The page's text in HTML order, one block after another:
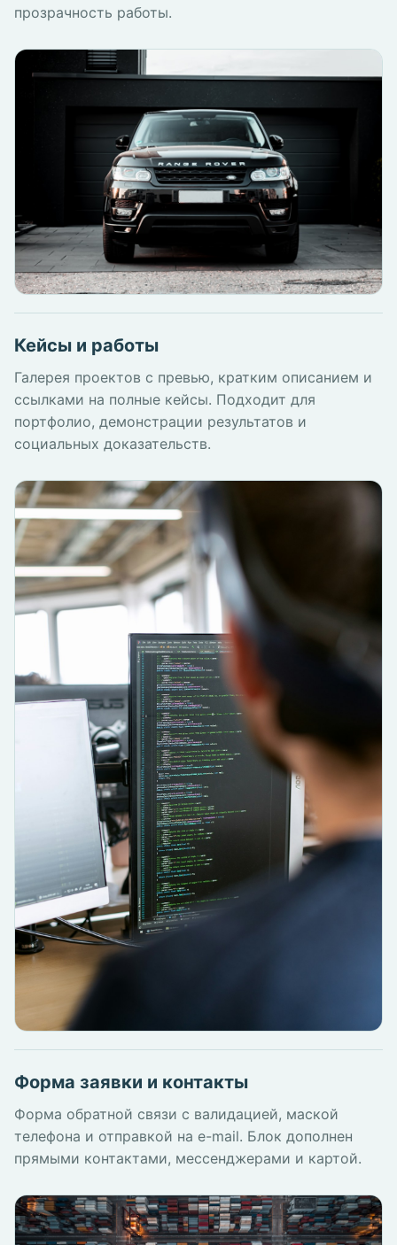
прозрачность работы.
Кейсы и работы
Галерея проектов с превью, кратким описанием и
ссылками на полные кейсы. Подходит для
портфолио, демонстрации результатов и
социальных доказательств.
Форма заявки и контакты
Форма обратной связи с валидацией, маской
телефона и отправкой на e-mail. Блок дополнен
прямыми контактами, мессенджерами и картой.